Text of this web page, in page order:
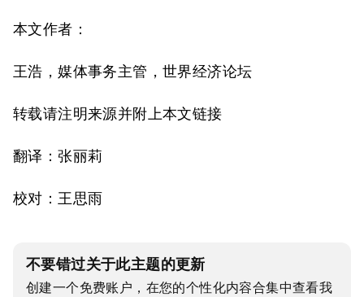
本文作者：
王浩，媒体事务主管，世界经济论坛
转载请注明来源并附上本文链接
翻译：张丽莉
校对：王思雨
不要错过关于此主题的更新
创建一个免费账户，在您的个性化内容合集中查看我